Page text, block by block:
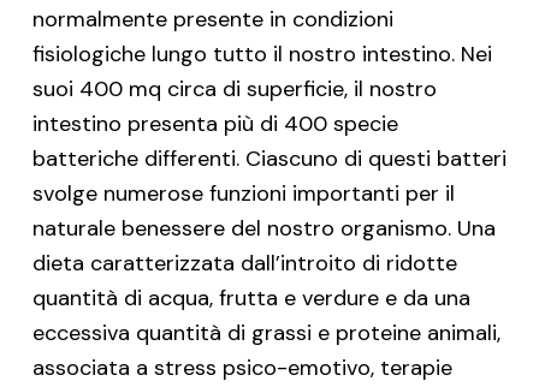
normalmente presente in condizioni
fisiologiche lungo tutto il nostro intestino. Nei
suoi 400 mq circa di superficie, il nostro
intestino presenta più di 400 specie
batteriche differenti. Ciascuno di questi batteri
svolge numerose funzioni importanti per il
naturale benessere del nostro organismo. Una
dieta caratterizzata dall’introito di ridotte
quantità di acqua, frutta e verdure e da una
eccessiva quantità di grassi e proteine animali,
associata a stress psico-emotivo, terapie